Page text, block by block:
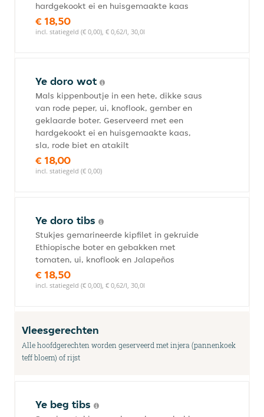
hardgekookt ei en huisgemaakte kaas
€ 18,50
incl. statiegeld (€ 0,00), € 0,62/l, 30,0l
Ye doro wot
Mals kippenboutje in een hete, dikke saus
van rode peper, ui, knoflook, gember en
geklaarde boter. Geserveerd met een
hardgekookt ei en huisgemaakte kaas,
sla, rode biet en atakilt
€ 18,00
incl. statiegeld (€ 0,00)
Ye doro tibs
Stukjes gemarineerde kipfilet in gekruide
Ethiopische boter en gebakken met
tomaten, ui, knoflook en Jalapeños
€ 18,50
incl. statiegeld (€ 0,00), € 0,62/l, 30,0l
Vleesgerechten
Alle hoofdgerechten worden geserveerd met injera (pannenkoek
teff bloem) of rijst
Ye beg tibs